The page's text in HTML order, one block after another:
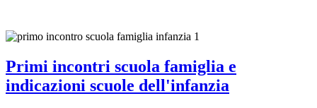
Primi incontri scuola famiglia e
indicazioni scuole dell'infanzia